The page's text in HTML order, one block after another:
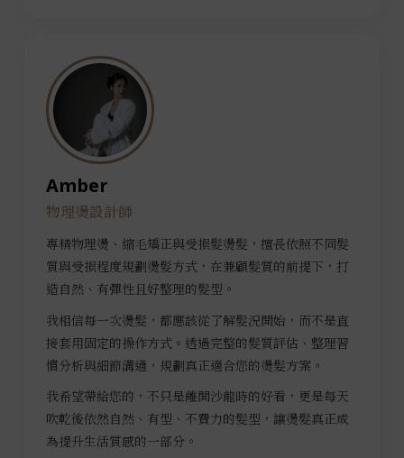
Amber
物理燙設計師
專精物理燙、縮毛矯正與受損髮燙髮，擅長依照不同髮
質與受損程度規劃燙髮方式，在兼顧髮質的前提下，打
造自然、有彈性且好整理的髮型。
我相信每一次燙髮，都應該從了解髮況開始，而不是直
接套用固定的操作方式。透過完整的髮質評估、整理習
慣分析與細節溝通，規劃真正適合您的燙髮方案。
我希望帶給您的，不只是離開沙龍時的好看，更是每天
吹乾後依然自然、有型、不費力的髮型，讓燙髮真正成
為提升生活質感的一部分。